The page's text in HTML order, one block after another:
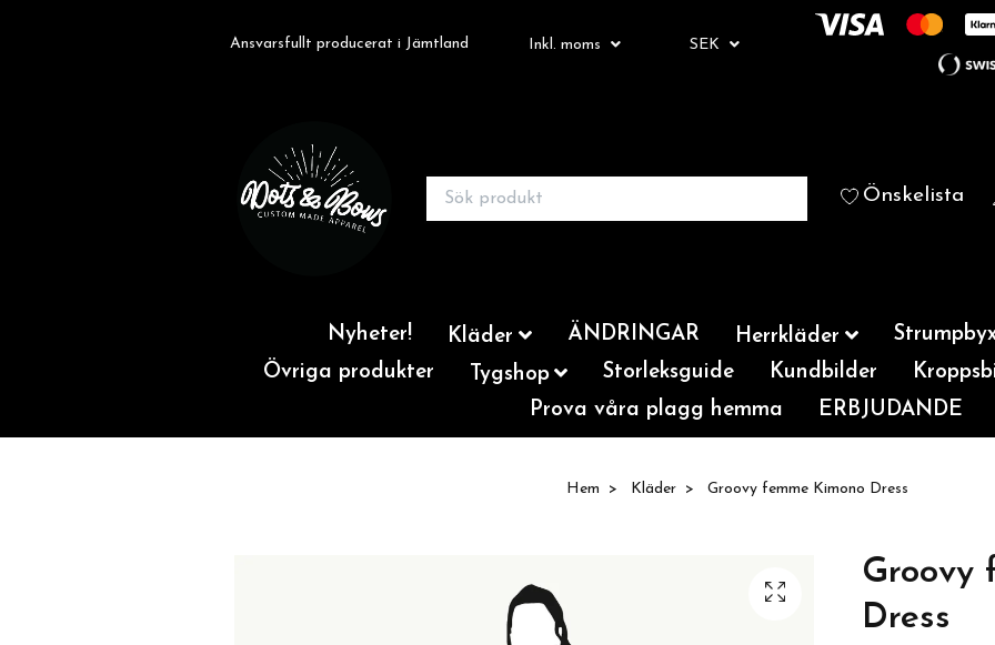
Ansvarsfullt producerat i Jämtland Inkl. moms SEK
Önskelista
Nyheter! Kläder ÄNDRINGAR Herrkläder
Övriga produkter
Tygshop Storleksguide Kundbilder
Prova våra plagg hemma
ERBJUDANDE
Hem Kläder Groovy femme Kimono Dress
Groovy
Dress